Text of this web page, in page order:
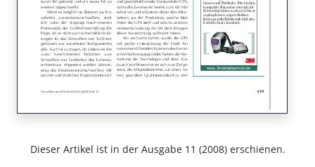
Dieser Artikel ist in der Ausgabe 11 (2008) erschienen.